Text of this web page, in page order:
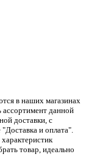
в наших магазинах
ассортимент данной
доставки, с
и оплата".
товар, идеально